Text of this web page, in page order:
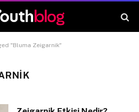
"Bluma Zeigarnik"